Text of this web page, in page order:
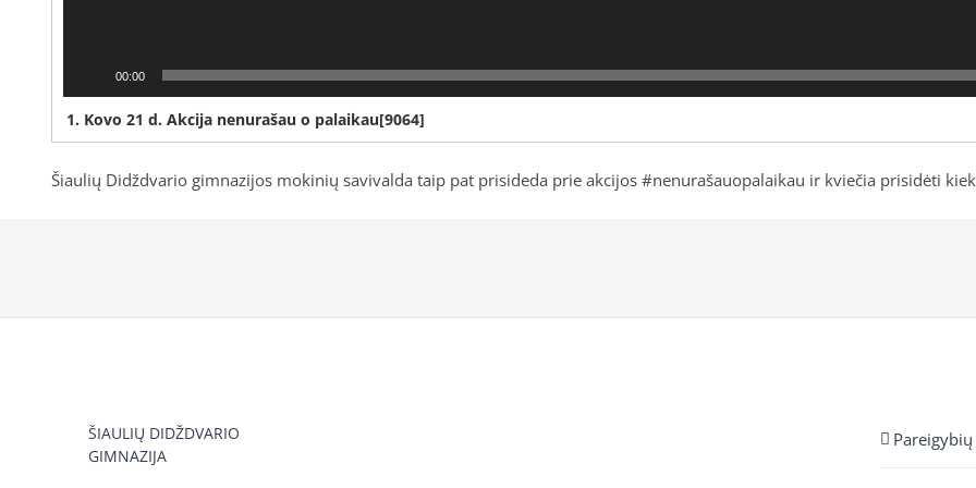
00:00
1. Kovo 21 d. Akcija nenurašau o palaikau[9064]
Šiaulių Didždvario gimnazijos mokinių savivalda taip pat prisideda prie akcijos #nenurašauopalaikau ir kviečia prisidėti
ŠIAULIŲ DIDŽDVARIO
GIMNAZIJA